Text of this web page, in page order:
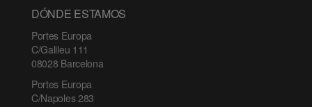
DÓNDE ESTAMOS
Portes Europa
C/Galileu 111
08028 Barcelona
Portes Europa
C/Napoles 283